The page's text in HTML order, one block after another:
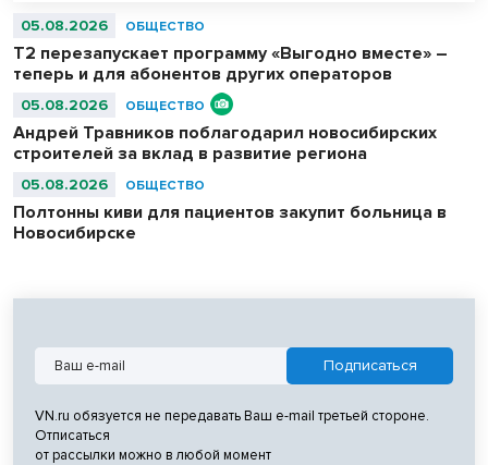
сервисов у пассажиров 16–44 лет. При этом миллениалы (29–44
года) оказались самыми активными пользователями нейросетей в
аэропорту.
05.08.2026 ОБЩЕСТВО
Т2 перезапускает программу «Выгодно вместе» –
теперь и для абонентов других операторов
05.08.2026 ОБЩЕСТВО
Андрей Травников поблагодарил новосибирских
строителей за вклад в развитие региона
05.08.2026 ОБЩЕСТВО
Полтонны киви для пациентов закупит больница в
Новосибирске
VN.ru обязуется не передавать Ваш e-mail третьей стороне.
Отписаться
от рассылки можно в любой момент